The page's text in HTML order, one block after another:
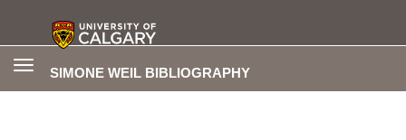
SIMONE WEIL BIBLIOGRAPHY
Toggle